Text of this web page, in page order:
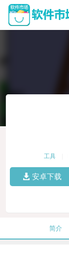
工具
安卓下载
简介